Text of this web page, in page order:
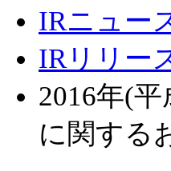
IRニュー
IRリリー
2016年(
に関する